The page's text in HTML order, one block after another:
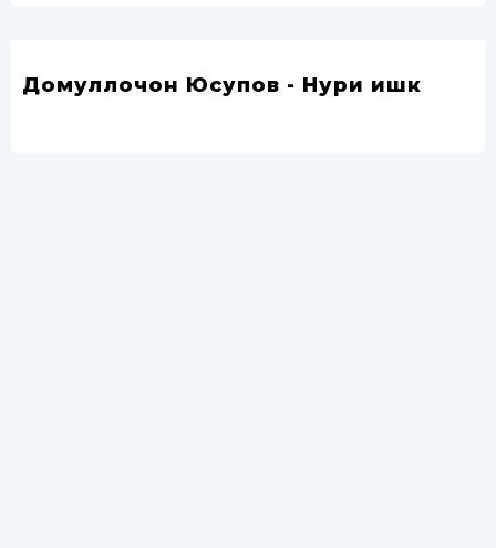
Домуллочон Юсупов - Нури ишк